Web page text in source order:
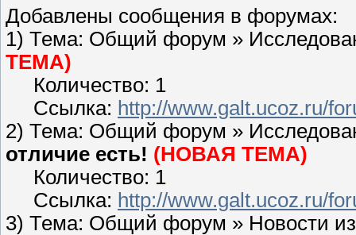
Добавлены сообщения в форумах:
1) Тема: Общий форум »
ТЕМА)
Количество: 1
Ссылка: http://www.galt.ucoz.ru/
2) Тема: Общий форум »
отличие есть! (НОВАЯ ТЕМА)
Количество: 1
Ссылка: http://www.galt.ucoz.ru/
3) Тема: Общий форум » Новости